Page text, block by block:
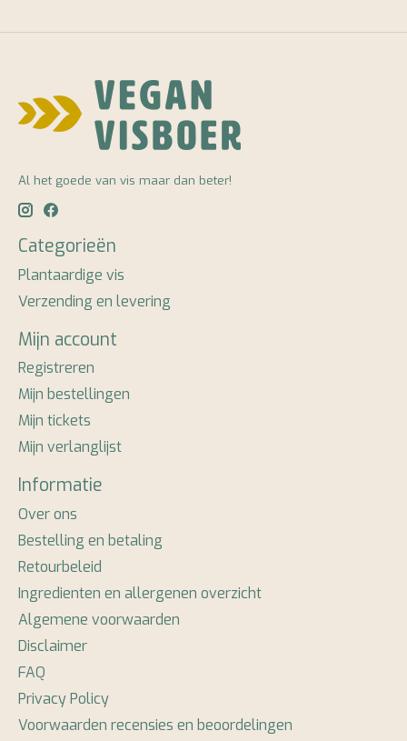
Al het goede van vis maar dan beter!
Categorieën
Plantaardige vis
Verzending en levering
Mijn account
Registreren
Mijn bestellingen
Mijn tickets
Mijn verlanglijst
Informatie
Over ons
Bestelling en betaling
Retourbeleid
Ingredienten en allergenen overzicht
Algemene voorwaarden
Disclaimer
FAQ
Privacy Policy
Voorwaarden recensies en beoordelingen